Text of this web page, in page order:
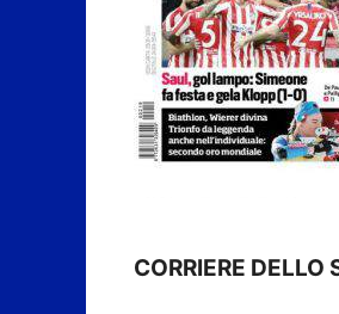
CORRIERE DELLO